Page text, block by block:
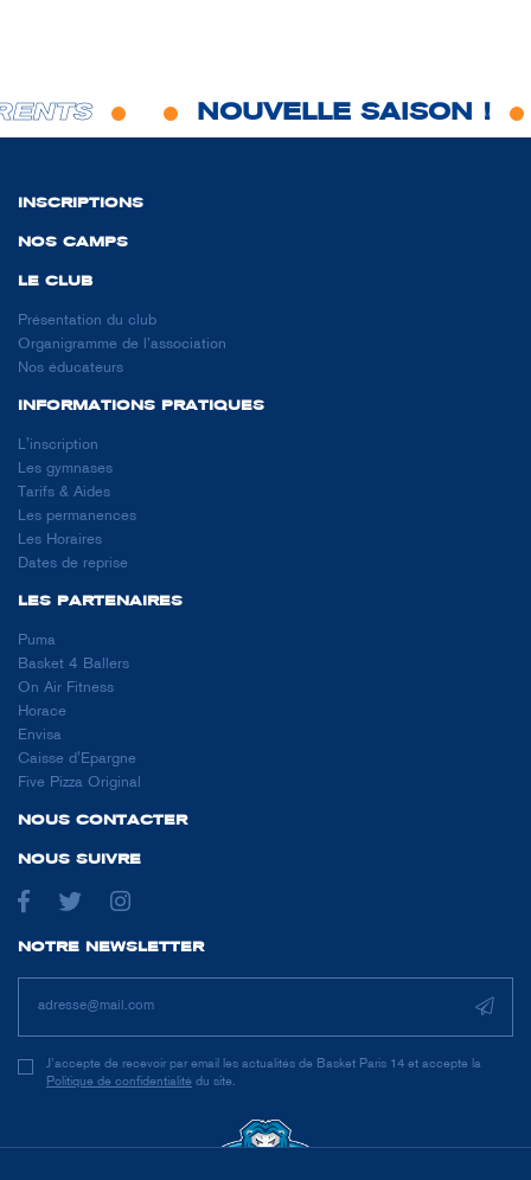
NOUVELLE SAISON !
INSCRIPTIONS
NOS CAMPS
LE CLUB
Présentation du club
Organigramme de l’association
Nos éducateurs
INFORMATIONS PRATIQUES
L'inscription
Les gymnases
Tarifs & Aides
Les permanences
Les Horaires
Dates de reprise
LES PARTENAIRES
Puma
Basket 4 Ballers
On Air Fitness
Horace
Envisa
Caisse d'Epargne
Five Pizza Original
NOUS CONTACTER
NOUS SUIVRE
NOTRE NEWSLETTER
J’accepte de recevoir par email les actualités de Basket Paris 14 et accepte la
Politique de confidentialité du site.